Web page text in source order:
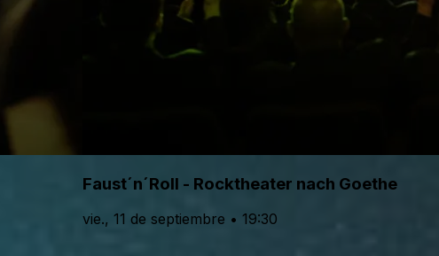
Faust´n´Roll - Rocktheater nach Goethe
vie., 11 de septiembre • 19:30